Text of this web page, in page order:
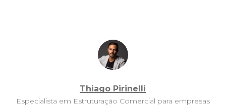
Thiago Pirinelli
Especialista em Estruturação Comercial para empresas